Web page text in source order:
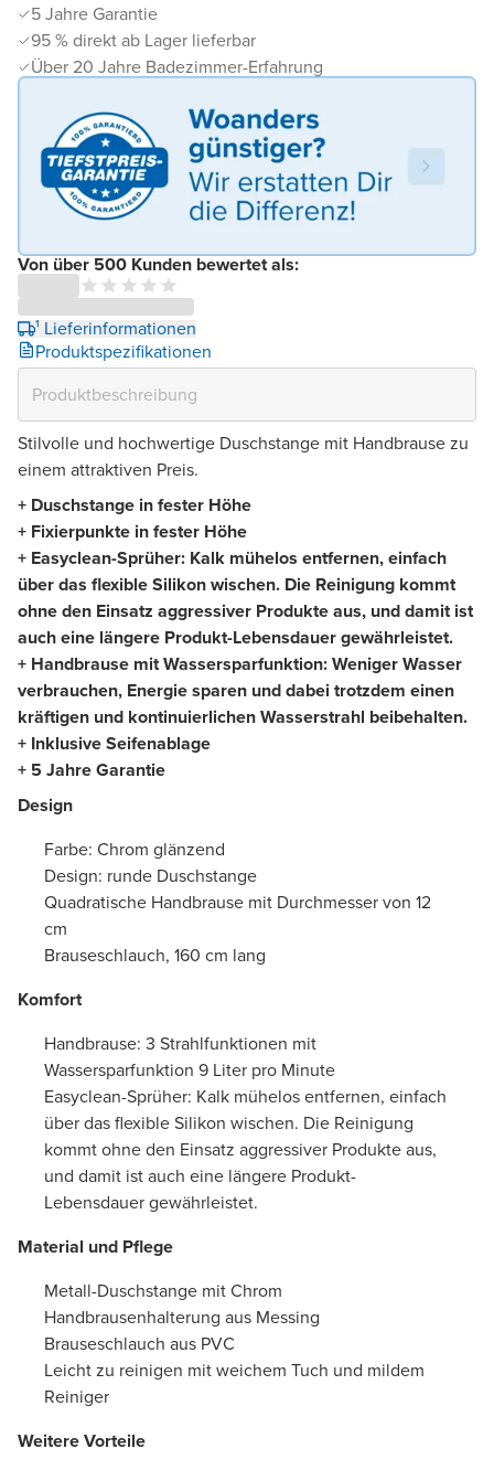
5 Jahre Garantie
95 % direkt ab Lager lieferbar
Über 20 Jahre Badezimmer-Erfahrung
Von über 500 Kunden bewertet als:
¹ Lieferinformationen
Produktspezifikationen
Stilvolle und hochwertige Duschstange mit Handbrause zu
einem attraktiven Preis.
+ Duschstange in fester Höhe
+ Fixierpunkte in fester Höhe
+ Easyclean-Sprüher: Kalk mühelos entfernen, einfach
über das flexible Silikon wischen. Die Reinigung kommt
ohne den Einsatz aggressiver Produkte aus, und damit ist
auch eine längere Produkt-Lebensdauer gewährleistet.
+ Handbrause mit Wassersparfunktion: Weniger Wasser
verbrauchen, Energie sparen und dabei trotzdem einen
kräftigen und kontinuierlichen Wasserstrahl beibehalten.
+ Inklusive Seifenablage
+ 5 Jahre Garantie
Design
Farbe: Chrom glänzend
Design: runde Duschstange
Quadratische Handbrause mit Durchmesser von 12
cm
Brauseschlauch, 160 cm lang
Komfort
Handbrause: 3 Strahlfunktionen mit
Wassersparfunktion 9 Liter pro Minute
Easyclean-Sprüher: Kalk mühelos entfernen, einfach
über das flexible Silikon wischen. Die Reinigung
kommt ohne den Einsatz aggressiver Produkte aus,
und damit ist auch eine längere Produkt-
Lebensdauer gewährleistet.
Material und Pflege
Metall-Duschstange mit Chrom
Handbrausenhalterung aus Messing
Brauseschlauch aus PVC
Leicht zu reinigen mit weichem Tuch und mildem
Reiniger
Weitere Vorteile